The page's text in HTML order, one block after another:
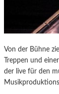
Von der Bühne
Treppen und
der live für den